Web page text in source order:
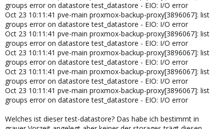
groups error on datastore test_datastore - EIO: I/O error
Oct 23 10:11:41 pve-main proxmox-backup-proxy[3896067]: list
groups error on datastore test_datastore - EIO: I/O error
Oct 23 10:11:41 pve-main proxmox-backup-proxy[3896067]: list
groups error on datastore test_datastore - EIO: I/O error
Oct 23 10:11:41 pve-main proxmox-backup-proxy[3896067]: list
groups error on datastore test_datastore - EIO: I/O error
Oct 23 10:11:41 pve-main proxmox-backup-proxy[3896067]: list
groups error on datastore test_datastore - EIO: I/O error
Oct 23 10:11:41 pve-main proxmox-backup-proxy[3896067]: list
groups error on datastore test_datastore - EIO: I/O error
Welches ist dieser test-datastore? Das habe ich bestimmt in